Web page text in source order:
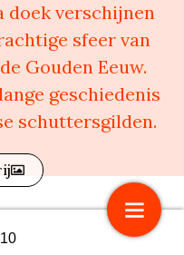
10
doek verschijnen
sfeer van
Gouden Eeuw.
geschiedenis
schuttersgilden.